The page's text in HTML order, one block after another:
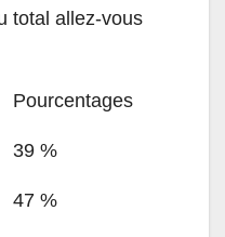
total allez-vous
Pourcentages
39 %
47 %